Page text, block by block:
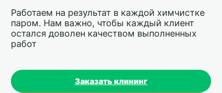
Работаем на результат в каждой химчистке
паром. Нам важно, чтобы каждый клиент
остался доволен качеством выполненных
работ
Заказать клининг